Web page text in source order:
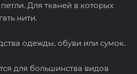
Для тканей в которых
нити.
одежды, обуви или сумок.
для большинства видов